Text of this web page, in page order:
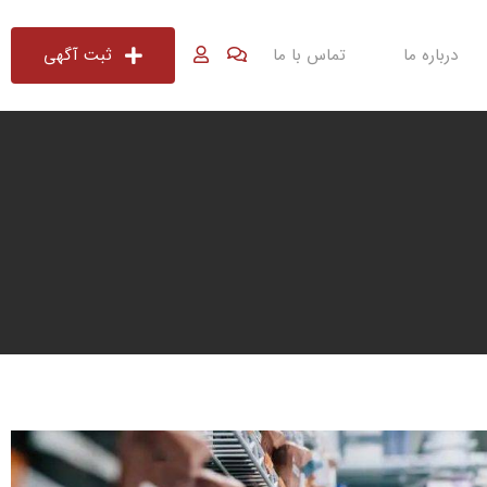
ثبت آگهی درباره ما تماس با ما